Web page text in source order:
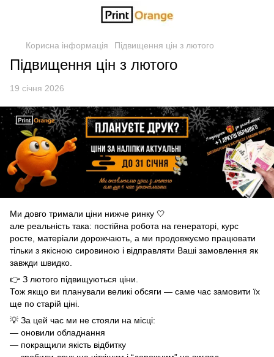
Корисна інформація Підвищення цін з лютого
Підвищення цін з лютого
19 січня 2026
Ми довго тримали ціни нижче ринку 🤍
але реальність така: постійна робота на генераторі, курс
росте, матеріали дорожчають, а ми продовжуємо працювати
тільки з якісною сировиною і відправляти Ваші замовлення як
завжди швидко.
👉 З лютого підвищуються ціни.
Тож якщо ви планували великі обсяги — саме час замовити їх
ще по старій ціні.
💡 За цей час ми не стояли на місці:
— оновили обладнання
— покращили якість відбитку